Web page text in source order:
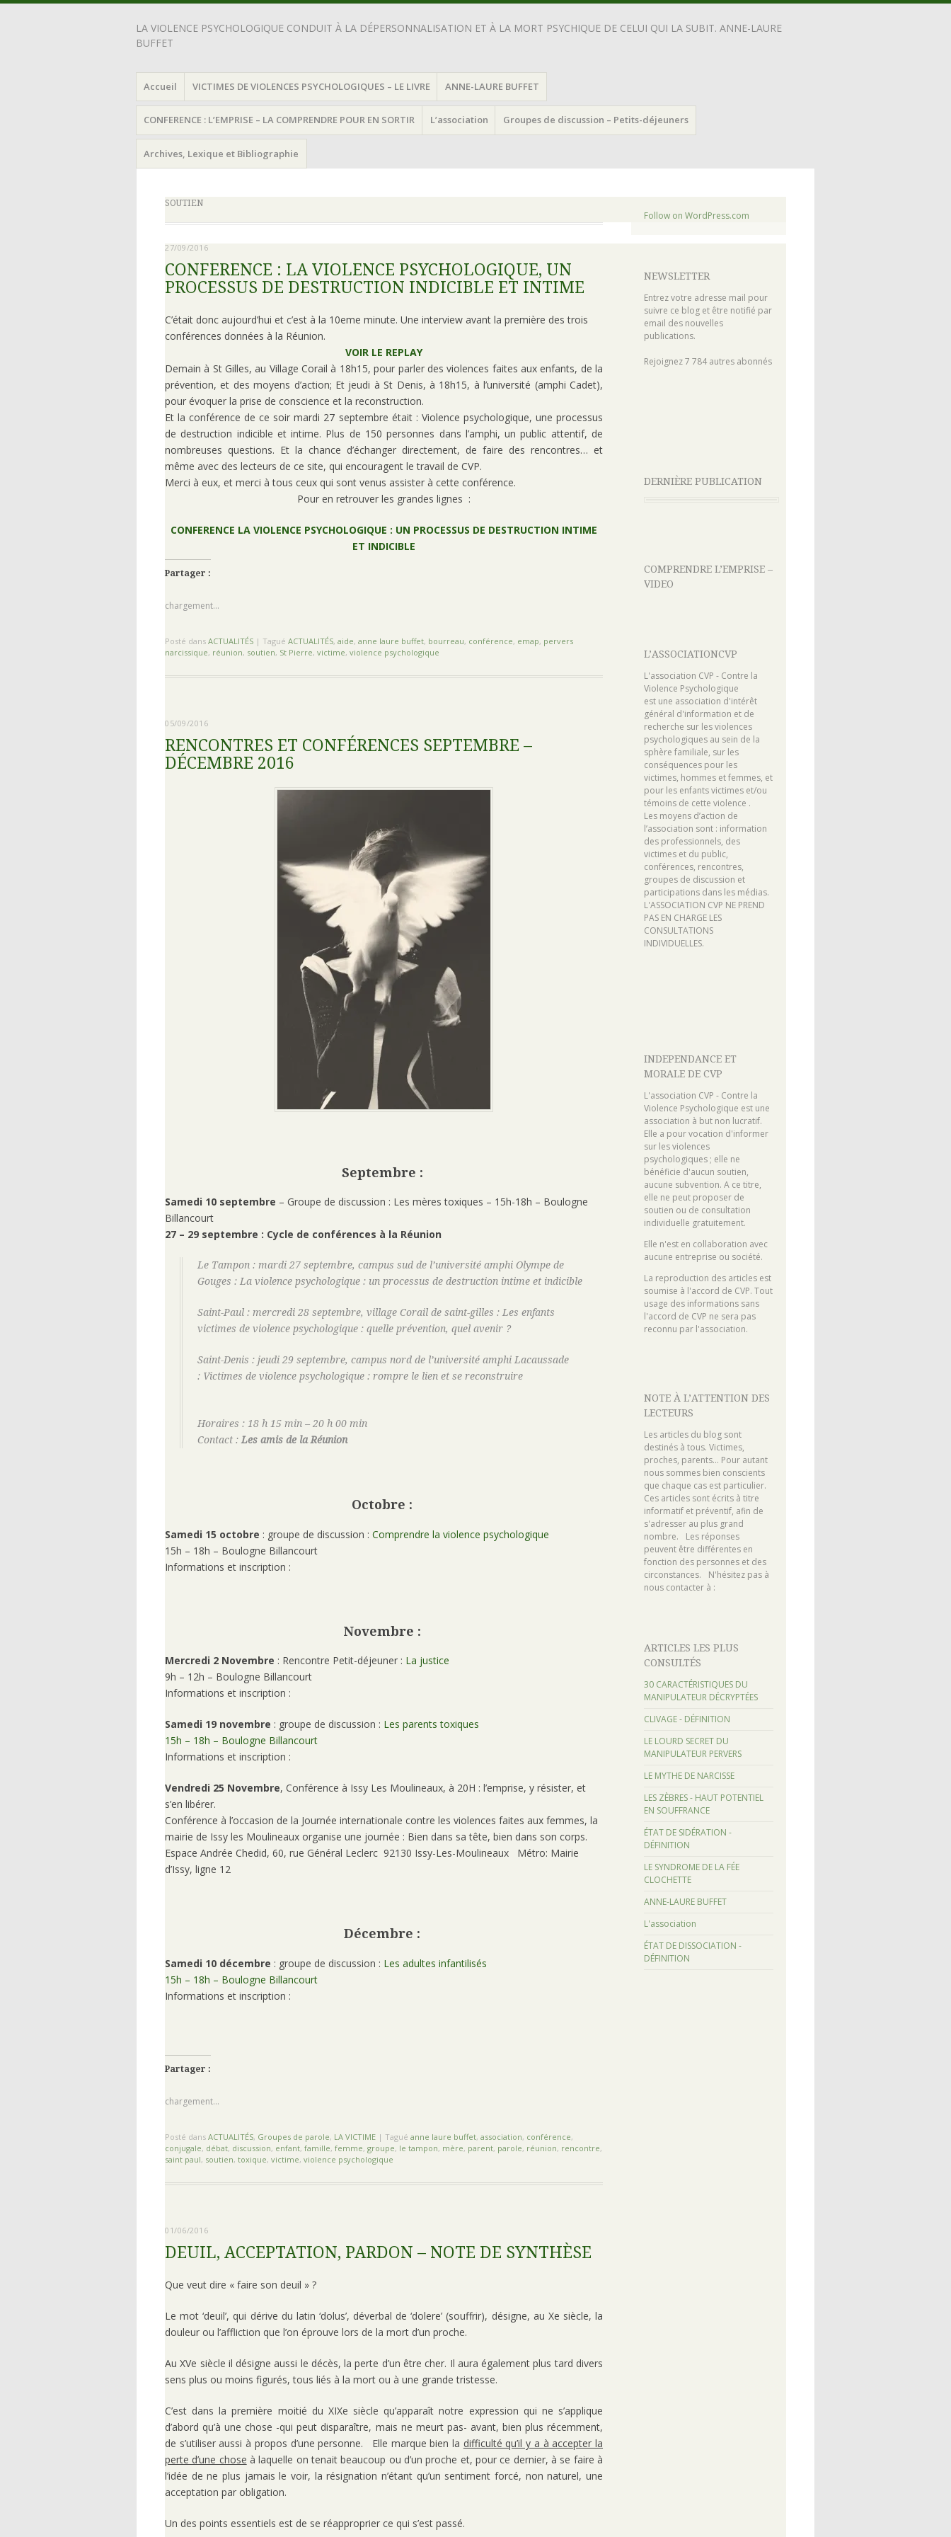
LA VIOLENCE PSYCHOLOGIQUE CONDUIT À LA DÉPERSONNALISATION ET À LA MORT PSYCHIQUE DE CELUI QUI LA SUBIT. ANNE-LAURE
BUFFET
Accueil VICTIMES DE VIOLENCES PSYCHOLOGIQUES – LE LIVRE ANNE-LAURE BUFFET
CONFERENCE : L’EMPRISE – LA COMPRENDRE POUR EN SORTIR L’association Groupes de discussion – Petits-déjeuners
Archives, Lexique et Bibliographie
SOUTIEN
27/09/2016
CONFERENCE : LA VIOLENCE PSYCHOLOGIQUE, UN
PROCESSUS DE DESTRUCTION INDICIBLE ET INTIME
C’était donc aujourd’hui et c’est à la 10eme minute. Une interview avant la première des trois
conférences données à la Réunion.
VOIR LE REPLAY
Demain à St Gilles, au Village Corail à 18h15, pour parler des violences faites aux enfants, de la
prévention, et des moyens d’action; Et jeudi à St Denis, à 18h15, à l’université (amphi Cadet),
pour évoquer la prise de conscience et la reconstruction.
Et la conférence de ce soir mardi 27 septembre était : Violence psychologique, une processus
de destruction indicible et intime. Plus de 150 personnes dans l’amphi, un public attentif, de
nombreuses questions. Et la chance d’échanger directement, de faire des rencontres… et
même avec des lecteurs de ce site, qui encouragent le travail de CVP.
Merci à eux, et merci à tous ceux qui sont venus assister à cette conférence.
Pour en retrouver les grandes lignes :
CONFERENCE LA VIOLENCE PSYCHOLOGIQUE : UN PROCESSUS DE DESTRUCTION INTIME
ET INDICIBLE
Partager :
chargement…
Posté dans ACTUALITÉS | Tagué ACTUALITÉS, aide, anne laure buffet, bourreau, conférence, emap, pervers
narcissique, réunion, soutien, St Pierre, victime, violence psychologique
05/09/2016
RENCONTRES ET CONFÉRENCES SEPTEMBRE –
DÉCEMBRE 2016
Septembre :
Samedi 10 septembre – Groupe de discussion : Les mères toxiques – 15h-18h – Boulogne
Billancourt
27 – 29 septembre : Cycle de conférences à la Réunion
Le Tampon : mardi 27 septembre, campus sud de l’université amphi Olympe de
Gouges : La violence psychologique : un processus de destruction intime et indicible
Saint-Paul : mercredi 28 septembre, village Corail de saint-gilles : Les enfants
victimes de violence psychologique : quelle prévention, quel avenir ?
Saint-Denis : jeudi 29 septembre, campus nord de l’université amphi Lacaussade
: Victimes de violence psychologique : rompre le lien et se reconstruire
Horaires : 18 h 15 min – 20 h 00 min
Contact :Les amis de la Réunion
Octobre :
Samedi 15 octobre : groupe de discussion : Comprendre la violence psychologique
15h – 18h – Boulogne Billancourt
Informations et inscription :
Novembre :
Mercredi 2 Novembre : Rencontre Petit-déjeuner : La justice
9h – 12h – Boulogne Billancourt
Informations et inscription :
Samedi 19 novembre : groupe de discussion : Les parents toxiques
15h – 18h – Boulogne Billancourt
Informations et inscription :
Vendredi 25 Novembre, Conférence à Issy Les Moulineaux, à 20H : l’emprise, y résister, et
s’en libérer.
Conférence à l’occasion de la Journée internationale contre les violences faites aux femmes, la
mairie de Issy les Moulineaux organise une journée : Bien dans sa tête, bien dans son corps.
Espace Andrée Chedid, 60, rue Général Leclerc 92130 Issy-Les-Moulineaux Métro: Mairie
d’Issy, ligne 12
Décembre :
Samedi 10 décembre : groupe de discussion : Les adultes infantilisés
15h – 18h – Boulogne Billancourt
Informations et inscription :
Partager :
chargement…
Posté dans ACTUALITÉS, Groupes de parole, LA VICTIME | Tagué anne laure buffet, association, conférence,
conjugale, débat, discussion, enfant, famille, femme, groupe, le tampon, mère, parent, parole, réunion, rencontre,
saint paul, soutien, toxique, victime, violence psychologique
01/06/2016
DEUIL, ACCEPTATION, PARDON – NOTE DE SYNTHÈSE
Que veut dire « faire son deuil » ?
Le mot ‘deuil’, qui dérive du latin ‘dolus’, déverbal de ‘dolere’ (souffrir), désigne, au Xe siècle, la
douleur ou l’affliction que l’on éprouve lors de la mort d’un proche.
Au XVe siècle il désigne aussi le décès, la perte d’un être cher. Il aura également plus tard divers
sens plus ou moins figurés, tous liés à la mort ou à une grande tristesse.
C’est dans la première moitié du XIXe siècle qu’apparaît notre expression qui ne s’applique
d’abord qu’à une chose -qui peut disparaître, mais ne meurt pas- avant, bien plus récemment,
de s’utiliser aussi à propos d’une personne. Elle marque bien la difficulté qu’il y a à accepter la
perte d’une chose à laquelle on tenait beaucoup ou d’un proche et, pour ce dernier, à se faire à
l’idée de ne plus jamais le voir, la résignation n’étant qu’un sentiment forcé, non naturel, une
acceptation par obligation.
Un des points essentiels est de se réapproprier ce qui s’est passé.
Follow on WordPress.com
NEWSLETTER
Entrez votre adresse mail pour
suivre ce blog et être notifié par
email des nouvelles
publications.
Rejoignez 7 784 autres abonnés
DERNIÈRE PUBLICATION
COMPRENDRE L’EMPRISE –
VIDEO
L’ASSOCIATIONCVP
L'association CVP - Contre la
Violence Psychologique
est une association d'intérêt
général d'information et de
recherche sur les violences
psychologiques au sein de la
sphère familiale, sur les
conséquences pour les
victimes, hommes et femmes, et
pour les enfants victimes et/ou
témoins de cette violence .
Les moyens d’action de
l’association sont : information
des professionnels, des
victimes et du public,
conférences, rencontres,
groupes de discussion et
participations dans les médias.
L'ASSOCIATION CVP NE PREND
PAS EN CHARGE LES
CONSULTATIONS
INDIVIDUELLES.
INDEPENDANCE ET
MORALE DE CVP
L'association CVP - Contre la
Violence Psychologique est une
association à but non lucratif.
Elle a pour vocation d'informer
sur les violences
psychologiques ; elle ne
bénéficie d'aucun soutien,
aucune subvention. A ce titre,
elle ne peut proposer de
soutien ou de consultation
individuelle gratuitement.
Elle n'est en collaboration avec
aucune entreprise ou société.
La reproduction des articles est
soumise à l'accord de CVP. Tout
usage des informations sans
l'accord de CVP ne sera pas
reconnu par l'association.
NOTE À L’ATTENTION DES
LECTEURS
Les articles du blog sont
destinés à tous. Victimes,
proches, parents... Pour autant
nous sommes bien conscients
que chaque cas est particulier.
Ces articles sont écrits à titre
informatif et préventif, afin de
s'adresser au plus grand
nombre. Les réponses
peuvent être différentes en
fonction des personnes et des
circonstances. N'hésitez pas à
nous contacter à :
ARTICLES LES PLUS
CONSULTÉS
30 CARACTÉRISTIQUES DU
MANIPULATEUR DÉCRYPTÉES
CLIVAGE - DÉFINITION
LE LOURD SECRET DU
MANIPULATEUR PERVERS
LE MYTHE DE NARCISSE
LES ZÈBRES - HAUT POTENTIEL
EN SOUFFRANCE
ÉTAT DE SIDÉRATION -
DÉFINITION
LE SYNDROME DE LA FÉE
CLOCHETTE
ANNE-LAURE BUFFET
L'association
ÉTAT DE DISSOCIATION -
DÉFINITION